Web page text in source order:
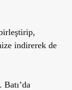
indirerek de